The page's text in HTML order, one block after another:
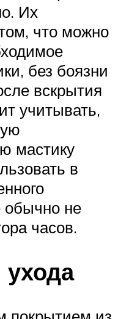
Их
что можно
без боязни
вскрытия
учитывать,
мастику
в
обычно не
часов.